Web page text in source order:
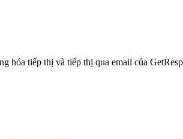
hóa tiếp thị và tiếp thị qua email của